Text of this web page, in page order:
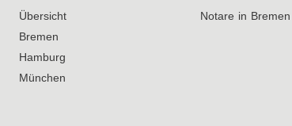
Übersicht
Bremen
Hamburg
München
Notare in Bremen